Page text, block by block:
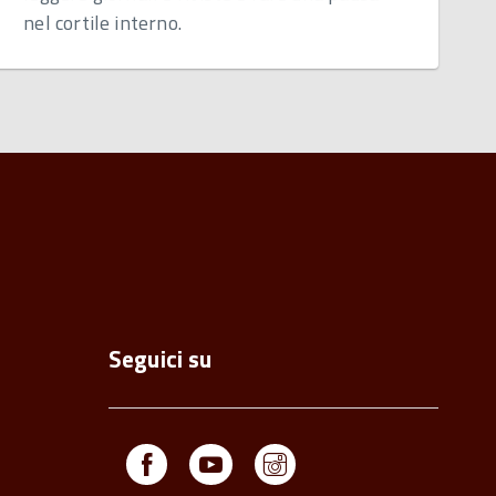
nel cortile interno.
Seguici su
Facebook Youtube